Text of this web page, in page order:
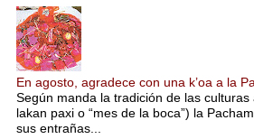
En agosto, agradece con una k’oa a la
Según manda la tradición de las
lakan paxi o “mes de la boca”) la
sus entrañas...